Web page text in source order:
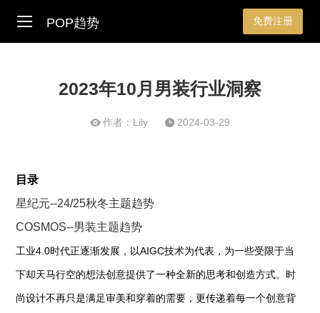
POP趋势 免费注册
2023年10月男装行业洞察
作者：Lily 2024-03-29
目录
星纪元--24/25秋冬主题趋势
COSMOS--男装主题趋势
工业4.0时代正逐渐发展，以AIGC技术为代表，为一些受限于当
下却天马行空的想法创意提供了一种全新的思考和创造方式。时
尚设计不再只是满足审美和穿着的需要，更传递着每一个创意背